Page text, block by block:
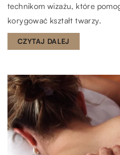
technikom wizażu, które
korygować kształt twarzy.
CZYTAJ DALEJ